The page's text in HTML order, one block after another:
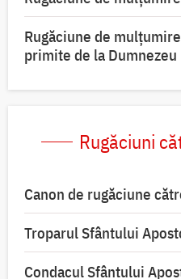
Rugăciune de
primite de la Dumnezeu
Rugăciuni
Canon de rugăciune
Troparul Sfântului
Condacul Sfântului